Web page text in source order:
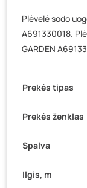
Baravykų
Vilniaus
Šaltupės
Plėvelė sodo
A691330018.
GARDEN
Prekės tipas
Prekės ženklas
Spalva
Ilgis, m